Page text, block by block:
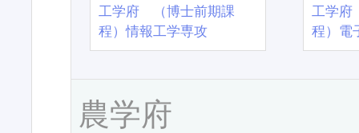
工学府 （博士前期課
程）情報工学専攻
工学
程）電
農学府